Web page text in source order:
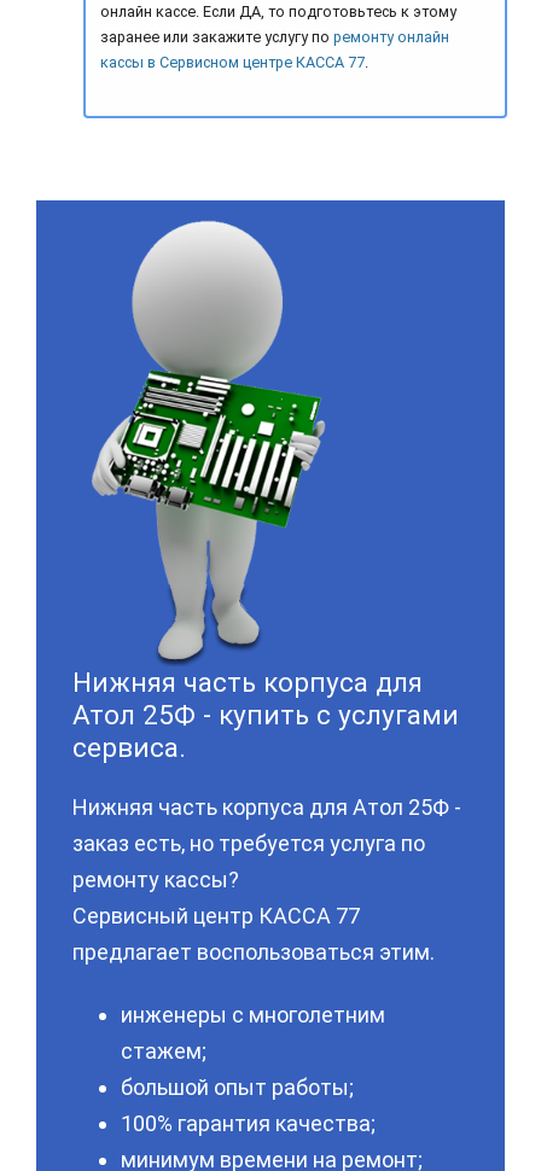
онлайн кассе. Если ДА, то подготовьтесь к этому
заранее или закажите услугу поремонту онлайн
кассы в Сервисном центре КАССА 77
Нижняя часть корпуса для
Атол 25Ф - купить с услугами
сервиса.
Нижняя часть корпуса для Атол 25Ф -
заказ есть, но требуется услуга по
ремонту кассы?
Сервисный центр КАССА 77
предлагает воспользоваться этим.
инженеры с многолетним
стажем;
большой опыт работы;
100% гарантия качества;
минимум времени на ремонт;